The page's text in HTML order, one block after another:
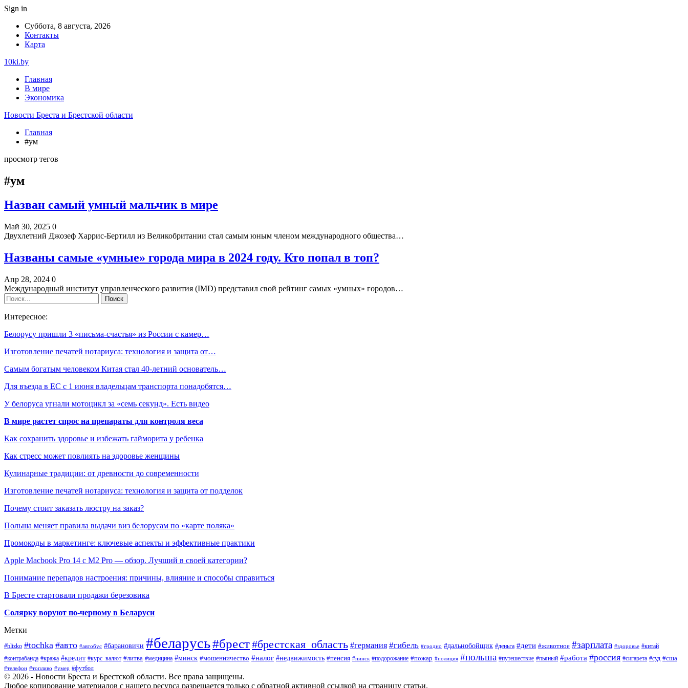
Sign in
Суббота, 8 августа, 2026
Контакты
Карта
10ki.by
Главная
В мире
Экономика
Новости Бреста и Брестской области
Главная
#ум
просмотр тегов
#ум
Назван самый умный мальчик в мире
Май 30, 2025 0
Двухлетний Джозеф Харрис-Бертилл из Великобритании стал самым юным членом международного общества…
Названы самые «умные» города мира в 2024 году. Кто попал в топ?
Апр 28, 2024 0
Международный институт управленческого развития (IMD) представил свой рейтинг самых «умных» городов…
Интересное:
Белорусу пришли 3 «письма-счастья» из России с камер…
Изготовление печатей нотариуса: технология и защита от…
Самым богатым человеком Китая стал 40-летний основатель…
Для въезда в ЕС с 1 июня владельцам транспорта понадобятся…
У белоруса угнали мотоцикл за «семь секунд». Есть видео
В мире растет спрос на препараты для контроля веса
Как сохранить здоровье и избежать гайморита у ребенка
Как стресс может повлиять на здоровье женщины
Кулинарные традиции: от древности до современности
Изготовление печатей нотариуса: технология и защита от подделок
Почему стоит заказать люстру на заказ?
Польша меняет правила выдачи виз белорусам по «карте поляка»
Промокоды в маркетинге: ключевые аспекты и эффективные практики
Apple Macbook Pro 14 с M2 Pro — обзор. Лучший в своей категории?
Понимание перепадов настроения: причины, влияние и способы справиться
В Бресте стартовали продажи березовика
Солярку воруют по-черному в Беларуси
Метки
#blizko #tochka #авто #автобус #барановичи #беларусь#брест#брестская_область #германия #гибель #гродно #дальнобойщик #деньга #дети #животное #зарплата #здоровье #китай
#контрабанда #кража #кредит #курс_валют #литва #медицина #минск #мошенничество #налог #недвижимость #пенсия #пинск #подорожание #пожар #полиция #польша #путешествие #пьяный #работа #россия #сигарета #суд #сша
#телефон #топливо #умер #футбол
© 2026 - Новости Бреста и Брестской области. Все права защищены.
Любое копирование материалов с нашего ресурса разрешается только с обратной активной ссылкой на страницу статьи.